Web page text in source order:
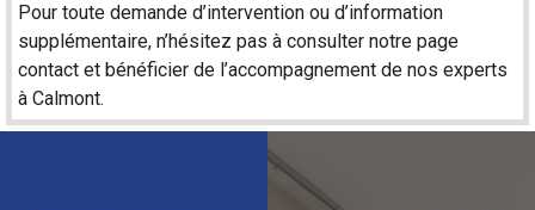
Pour toute demande d’intervention ou d’information
supplémentaire, n’hésitez pas à consulter notre page
contact et bénéficier de l’accompagnement de nos experts
à Calmont.